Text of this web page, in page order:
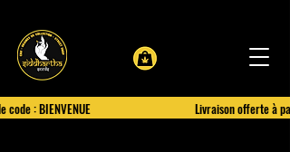
: BIENVENUE Livraison offerte à